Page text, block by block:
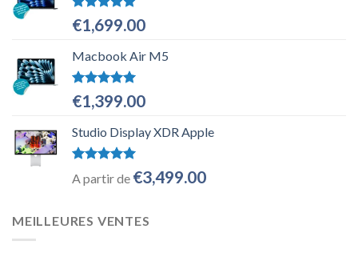
Note5.00
sur 5
€1,699.00
Macbook Air M5
Note5.00
sur 5
€1,399.00
Studio Display XDR Apple
Note 5.00
sur 5
A partir de €3,499.00
MEILLEURES VENTES